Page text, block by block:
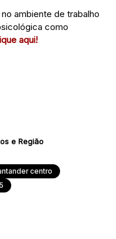
ambiente de trabalho
como
aqui!
e Região
centro